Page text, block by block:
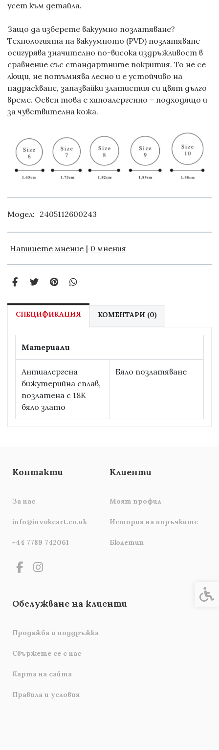
усет към детайла.
Защо да изберете вакуумно позлатяване?
Технологията на вакуумното (PVD) позлатяване
осигурява значително по-висока издръжливост в
сравнение със стандартните покрития. То не се
лющи, не потъмнява лесно и е устойчиво на
надраскване, запазвайки златистия си цвят дълго
време. Освен това е хипоалергенно – подходящо и
за чувствителна кожа.
Модел: 2405112600243
Напишете мнение | 0 мнения
СПЕЦИФИКАЦИЯ КОМЕНТАРИ (0)
Материали
Антиалергена
бижутерийна сплав,
позлатена с 18К
бяло злато
Бяло позлатяване
Контакти
За нас
info@invokeart.co.uk
+44 7789 742061
Обслужване на клиенти
Продажба и поддръжка
Свържете се с нас
Карта на сайта
Правила и условия
Клиенти
Моят профил
История на поръчките
Бюлетин